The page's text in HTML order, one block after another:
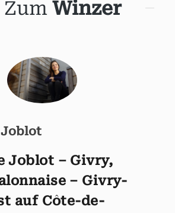
Zum Winzer
Joblot
Joblot – Givry,
– Givry-
auf Côte-de-